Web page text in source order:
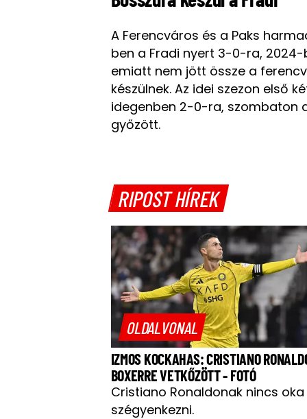
A Ferencváros és a Paks
ben a Fradi nyert 3-0-ra,
emiatt nem jött össze a
készülnek. Az idei szezon első
idegenben 2-0-ra, szombaton
győzött.
RIPOST HÍREK
OLDALVONAL
IZMOS KOCKAHAS: CRISTIANO
BOXERRE VETKŐZÖTT - FOTÓ
Cristiano Ronaldonak nincs oka
szégyenkezni.